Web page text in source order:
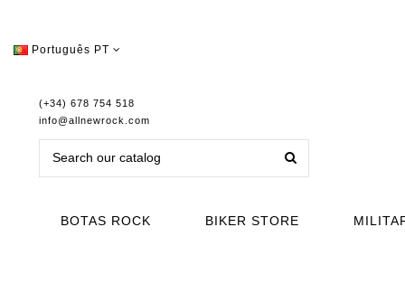
Português PT
(+34) 678 754 518
info@allnewrock.com
BOTAS ROCK BIKER STORE